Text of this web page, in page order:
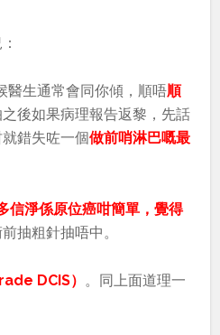
醫生通常會同你傾，順唔順
後如果病理報告返黎，先話
錯失咗一個做前哨淋巴嘅最
信淨係原位癌咁簡單，覺得
抽粗針抽唔中。
DCIS） 。同上面道理一